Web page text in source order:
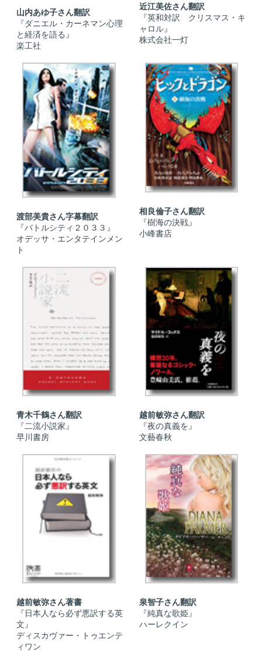
山内あゆ子さん翻訳
『ダニエル・カーネマン心理
と経済を語る』
楽工社
近江美佐さん翻訳
『英和対訳 クリスマス・キ
ャロル』
株式会社一灯
渡部美貴さん字幕翻訳
『バトルシティ２０３３』
オデッサ・エンタテインメン
ト
相良倫子さん翻訳
『樹海の決戦』
小峰書店
青木千鶴さん翻訳
『二流小説家』
早川書房
越前敏弥さん翻訳
『夜の真義を』
文藝春秋
越前敏弥さん著書
『日本人なら必ず悪訳する英
文』
ディスカヴァー・トゥエンテ
ィワン
泉智子さん翻訳
『純真な歌姫』
ハーレクイン